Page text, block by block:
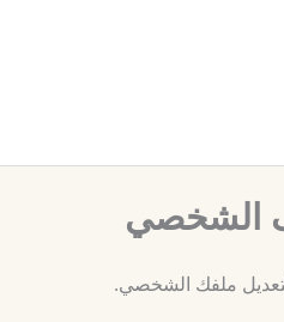
الشخصي
ملفك الشخصي.